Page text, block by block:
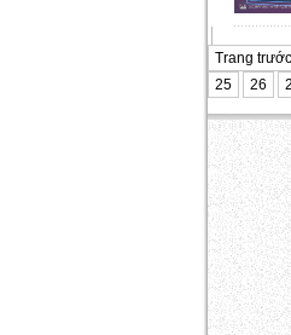
Trang trước
25
26